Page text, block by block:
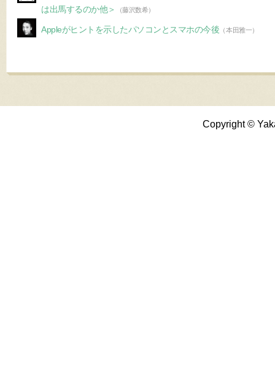
は出馬するのか他＞
（藤沢数希）
Appleがヒントを示したパソコンとスマホの今後 （本田雅一）
Copyright ©